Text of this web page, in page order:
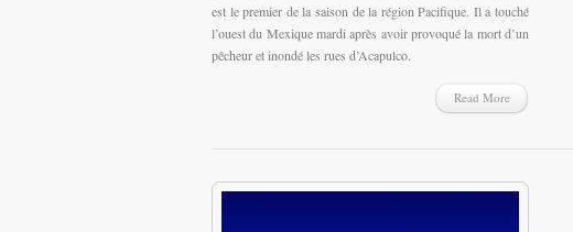
est le premier de la saison de la région Pacifique. Il a touché
l’ouest du Mexique mardi après avoir provoqué la mort d’un
pêcheur et inondé les rues d’Acapulco.
Read More